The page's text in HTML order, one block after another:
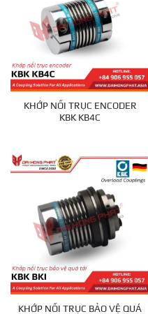
KHỚP NỐI TRỤC ENCODER
KBK KB4C
KHỚP NỐI TRỤC BẢO VỆ QUÁ